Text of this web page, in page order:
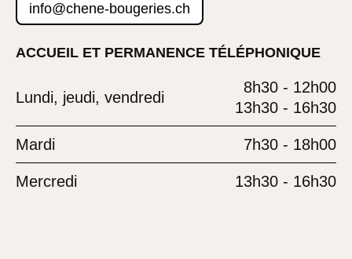
info@chene-bougeries.ch
ACCUEIL ET PERMANENCE TÉLÉPHONIQUE
Lundi, jeudi, vendredi
8h30 - 12h00
13h30 - 16h30
Mardi 7h30 - 18h00
Mercredi 13h30 - 16h30